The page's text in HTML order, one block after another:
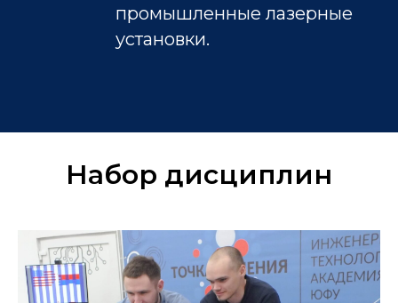
промышленные лазерные
установки.
Набор дисциплин